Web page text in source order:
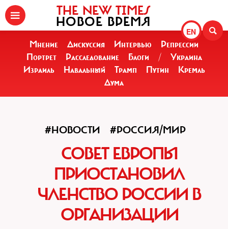
EN
THE NEW TIMES
НОВОЕ ВРЕМЯ
Мнение Дискуссия Интервью
Репрессии
Портрет
Расследование Блоги /
Украина
Израиль
Навальный Трамп Путин
Кремль
Дума
#НОВОСТИ #РОССИЯ/МИР
СОВЕТ ЕВРОПЫ
ПРИОСТАНОВИЛ
ЧЛЕНСТВО РОССИИ В
ОРГАНИЗАЦИИ